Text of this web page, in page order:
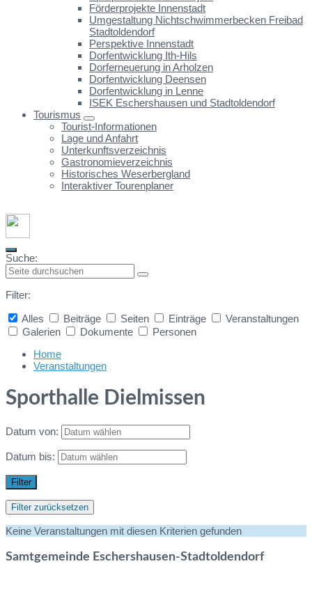
Förderprojekte Innenstadt
Umgestaltung Nichtschwimmerbecken Freibad
Stadtoldendorf
Perspektive Innenstadt
Dorfentwicklung Ith-Hils
Dorferneuerung in Arholzen
Dorfentwicklung Deensen
Dorfentwicklung in Lenne
ISEK Eschershausen und Stadtoldendorf
Tourismus
Tourist-Informationen
Lage und Anfahrt
Unterkunftsverzeichnis
Gastronomieverzeichnis
Historisches Weserbergland
Interaktiver Tourenplaner
Suche:
Filter:
Alles
Beiträge Seiten Einträge
Veranstaltungen
Galerien
Dokumente Personen
search
Home
Veranstaltungen
Sporthalle Dielmissen
Datum von:
Datum bis:
Filter
Filter zurücksetzen
Keine Veranstaltungen mit diesen Kriterien gefunden
Samtgemeinde Eschershausen-Stadtoldendorf